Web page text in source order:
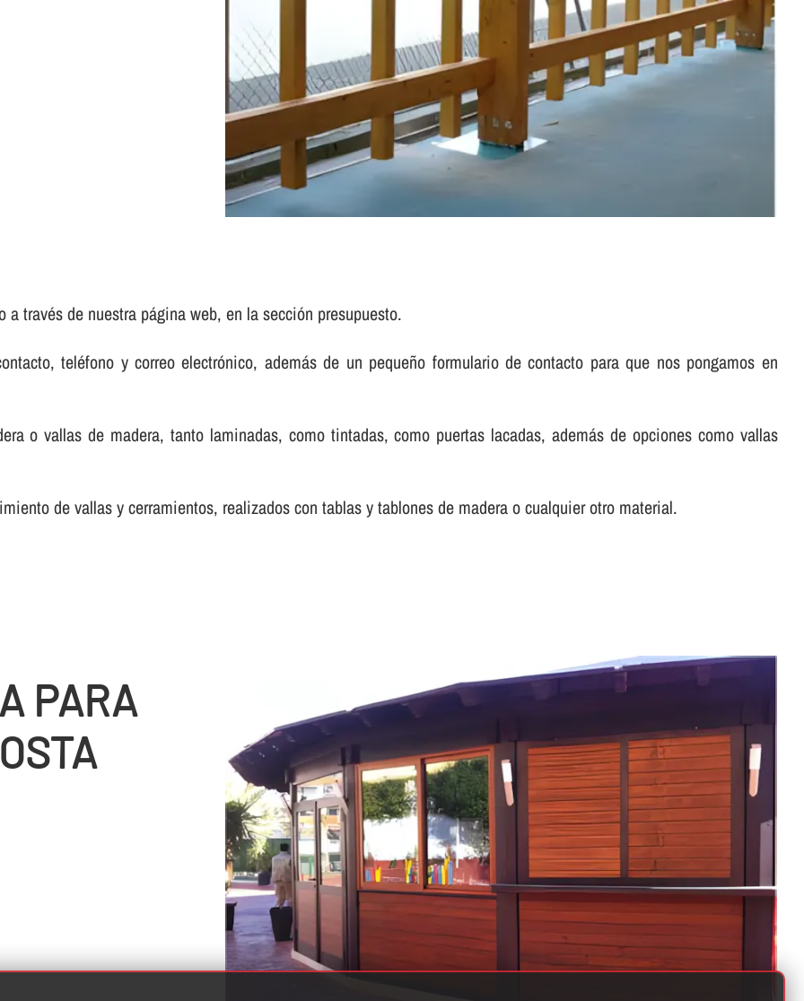
través de nuestra página web, en la sección presupuesto.
teléfono y correo electrónico, además de un pequeño formulario de contacto para que nos pongamos en
o vallas de madera, tanto laminadas, como tintadas, como puertas lacadas, además de opciones como vallas
de vallas y cerramientos, realizados con tablas y tablones de madera o cualquier otro material.
PARA